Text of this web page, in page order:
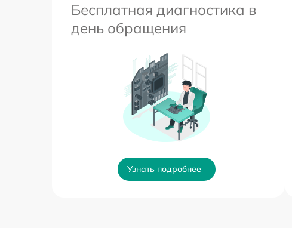
Бесплатная диагностика в
день обращения
Узнать подробнее